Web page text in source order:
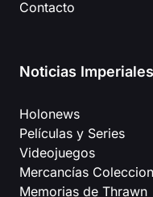
Contacto
Noticias Imperiales
Holonews
Películas y Series
Videojuegos
Mercancías
Memorias de Thrawn